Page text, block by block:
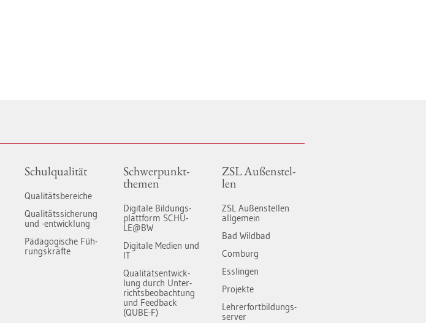
Schul­qua­li­tät
Qua­li­täts­be­rei­che
Qua­li­täts­si­che­rung
und -ent­wick­lung
Päd­ago­gi­sche Füh­
rungs­kräf­te
Schwer­punkt­
the­men
Di­gi­ta­le Bil­dungs­
platt­form SCHU­
LE@BW
Di­gi­ta­le Me­di­en und
IT
Qua­li­täts­ent­wick­
lung durch Un­ter­
richts­be­ob­ach­tung
und Feed­back
(QUBE-F)
ZSL Au­ßen­stel­
len
ZSL Au­ßen­stel­len
all­ge­mein
Bad Wild­bad
Com­burg
Ess­lin­gen
Pro­jek­te
Leh­rer­fort­bil­dungs-
ser­ver